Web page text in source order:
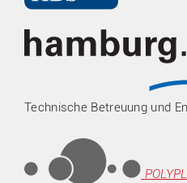
Technische Betreuung und